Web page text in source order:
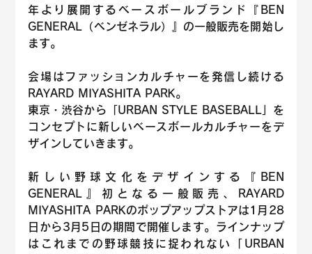
年より展開するベースボールブランド『BEN
GENERAL（ベンゼネラル）』の一般販売を開始し
ます。
会場はファッションカルチャーを発信し続ける
RAYARD MIYASHITA PARK。
東京・渋谷から「URBAN STYLE BASEBALL」を
コンセプトに新しいベースボールカルチャーをデ
ザインしていきます。
新しい野球文化をデザインする『BEN
GENERAL』初となる一般販売、RAYARD
MIYASHITA PARKのポップアップストアは1月28
日から3月5日の期間で開催します。ラインナップ
はこれまでの野球競技に捉われない「URBAN